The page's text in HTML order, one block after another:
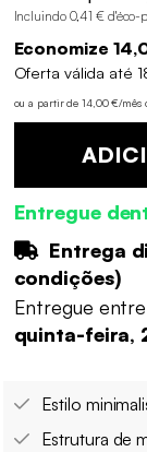
Incluindo 0,41 € d'éco-
Economize
Oferta válida até
ou a partir de 14,00 €/mês
Entregue
Entrega
condições)
Entregue entre
quinta-feira,
Estilo
Estrutura de